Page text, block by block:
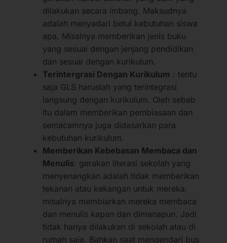
dilakukan secara imbang. Maksudnya
adalah menyadari betul kebutuhan siswa
apa. Misalnya memberikan jenis buku
yang sesuai dengan jenjang pendidikan
dan sesuai dengan kurikulum.
Terintergrasi Dengan Kurikulum : tentu
saja GLS haruslah yang terintegrasi
langsung dengan kurikulum. Oleh sebab
itu dalam memberikan pembiasaan dan
semacamnya juga didasarkan para
kebutuhan kurikulum.
Memberikan Kebebasan Membaca dan
Menulis: gerakan literasi sekolah yang
menyenangkan adalah tidak memberikan
tekanan atau kekangan untuk mereka.
misalnya membiarkan mereka membaca
dan menulis kapan dan dimanapun. Jadi
tidak hanya dilakukan di sekolah atau di
rumah saja. Bahkan saat mengendari bus